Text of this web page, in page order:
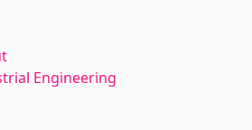
Engineering